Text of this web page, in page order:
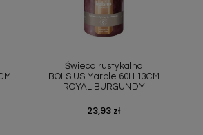
Świeca rustykalna
BOLSIUS Marble 60H 13CM
ROYAL BURGUNDY
Cena
23,93 zł